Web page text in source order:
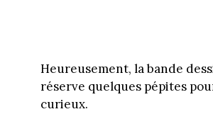
Heureusement, la bande
réserve quelques pépites
curieux.